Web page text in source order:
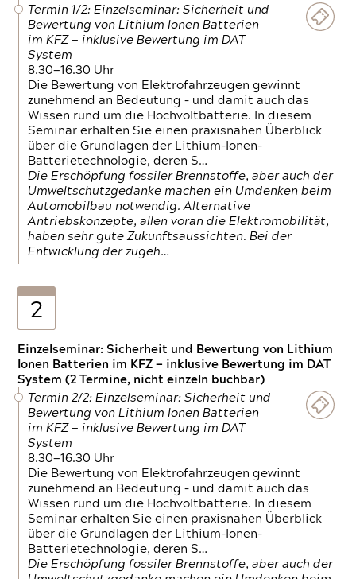
Termin 1/2: Einzelseminar: Sicherheit und
Bewertung von Lithium Ionen Batterien
im KFZ — inklusive Bewertung im DAT
System
8.30—16.30 Uhr
Die Bewertung von Elektrofahrzeugen gewinnt
zunehmend an Bedeutung – und damit auch das
Wissen rund um die Hochvoltbatterie. In diesem
Seminar erhalten Sie einen praxisnahen Überblick
über die Grundlagen der Lithium-Ionen-
Batterietechnologie, deren S…
Die Erschöpfung fossiler Brennstoffe, aber auch der
Umweltschutzgedanke machen ein Umdenken beim
Automobilbau notwendig. Alternative
Antriebskonzepte, allen voran die Elektromobilität,
haben sehr gute Zukunftsaussichten. Bei der
Entwicklung der zugeh…
2
Einzelseminar: Sicherheit und Bewertung von Lithium
Ionen Batterien im KFZ — inklusive Bewertung im DAT
System (2 Termine, nicht einzeln buchbar)
Termin 2/2: Einzelseminar: Sicherheit und
Bewertung von Lithium Ionen Batterien
im KFZ — inklusive Bewertung im DAT
System
8.30—16.30 Uhr
Die Bewertung von Elektrofahrzeugen gewinnt
zunehmend an Bedeutung – und damit auch das
Wissen rund um die Hochvoltbatterie. In diesem
Seminar erhalten Sie einen praxisnahen Überblick
über die Grundlagen der Lithium-Ionen-
Batterietechnologie, deren S…
Die Erschöpfung fossiler Brennstoffe, aber auch der